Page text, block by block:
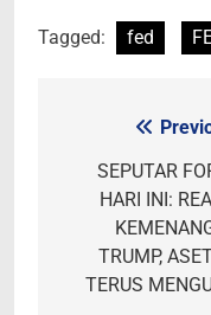
Tagged: fed
navigation
SEPUTAR
HARI INI:
TRUMP,
TERUS